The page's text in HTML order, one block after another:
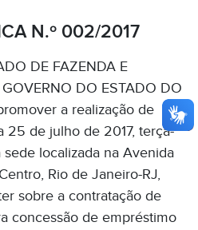
N.º 002/2017
DE FAZENDA E
DO ESTADO DO
a realização de
25 de julho de 2017, terça-
localizada na Avenida
Rio de Janeiro-RJ,
sobre a contratação de
concessão de empréstimo